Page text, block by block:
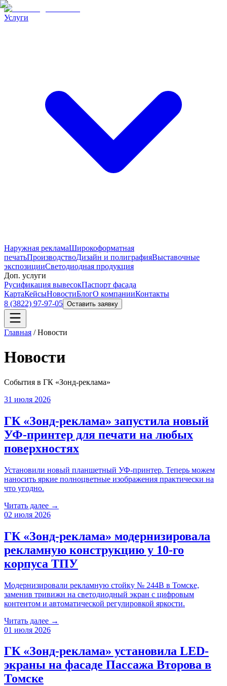
Услуги
Наружная рекламаШирокоформатная
печатьПроизводствоДизайн и полиграфияВыставочные
экспозицииСветодиодная продукция
Доп. услуги
Русификация вывесокПаспорт фасада
КартаКейсыНовостиБлогО компанииКонтакты
8 (3822) 97-97-05 Оставить заявку
Главная /Новости
Новости
События в ГК «Зонд-реклама»
31 июля 2026
ГК «Зонд-реклама» запустила новый
УФ-принтер для печати на любых
поверхностях
Установили новый планшетный УФ-принтер. Теперь можем
наносить яркие полноцветные изображения практически на
что угодно.
Читать далее →
02 июля 2026
ГК «Зонд-реклама» модернизировала
рекламную конструкцию у 10-го
корпуса ТПУ
Модернизировали рекламную стойку № 244B в Томске,
заменив тривижн на светодиодный экран с цифровым
контентом и автоматической регулировкой яркости.
Читать далее →
01 июля 2026
ГК «Зонд-реклама» установила LED-
экраны на фасаде Пассажа Второва в
Томске